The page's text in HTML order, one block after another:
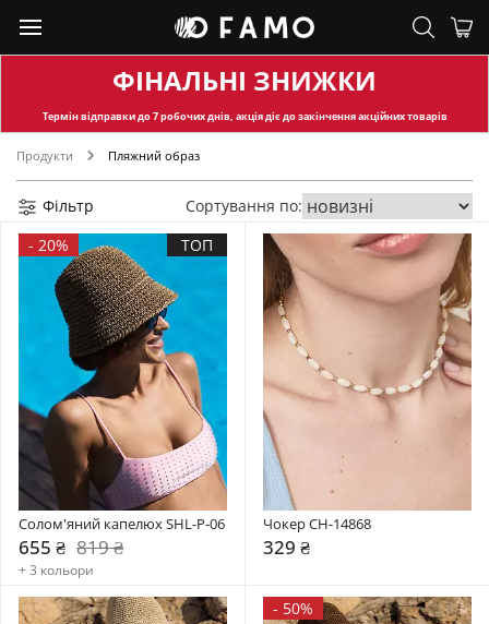
ФІНАЛЬНІ ЗНИЖКИ
Термін відправкидо 7 робочих днів, акція діє до закінчення акційних товарів
Продукти Пляжний образ
Фільтр
Сортування по:
- 20% ТОП
Солом'яний капелюх SHL-P-06
655 ₴ 819 ₴
+ 3 кольори
Чокер CH-14868
329 ₴
- 50%